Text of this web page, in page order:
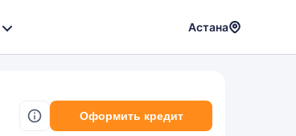
Астана
Оформить кредит